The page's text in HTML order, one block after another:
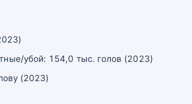
убой: 154,0 тыс. голов (2023)
(2023)